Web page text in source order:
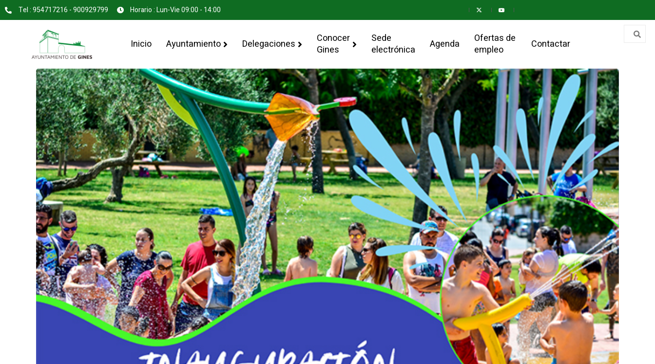
Tel : 954717216 - 900929799 Horario : Lun-Vie 09:00 - 14:00
Inicio Ayuntamiento Delegaciones
Conocer
Gines
Sede
electrónica
Agenda
Ofertas de
empleo
Contactar